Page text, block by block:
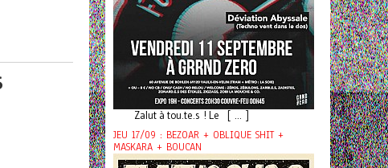
Zalut à tou.te.s ! Le [ ... ]
JEU 17/09 : BEZOAR + OBLIQUE SHIT +
MASKARA + BOUCAN